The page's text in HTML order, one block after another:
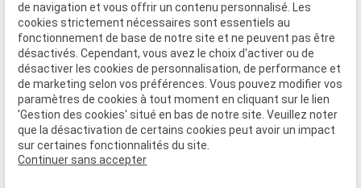
03 28 68 82 00
06 80 84 45 90
Adresse
10, chemin de Cassel
59470 BOLLEZEELE
Horaires
09:00 - 17:00
Lundi - Samedi
de navigation et vous offrir un contenu personnalisé. Les
cookies strictement nécessaires sont essentiels au
fonctionnement de base de notre site et ne peuvent pas être
désactivés. Cependant, vous avez le choix d'activer ou de
désactiver les cookies de personnalisation, de performance et
de marketing selon vos préférences. Vous pouvez modifier vos
paramètres de cookies à tout moment en cliquant sur le lien
'Gestion des cookies' situé en bas de notre site. Veuillez noter
que la désactivation de certains cookies peut avoir un impact
sur certaines fonctionnalités du site.
Continuer sans accepter